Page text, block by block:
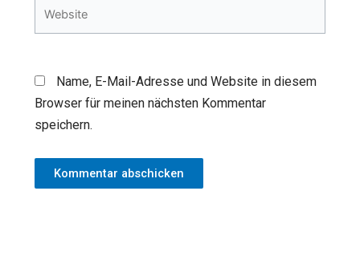
Name, E-Mail-Adresse und Website in diesem
Browser für meinen nächsten Kommentar
speichern.